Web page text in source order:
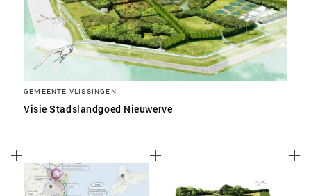
GEMEENTE VLISSINGEN
Visie Stadslandgoed Nieuwerve